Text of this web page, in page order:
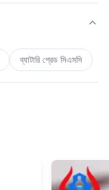
ব্যাটারি গ্রেড সিএমসি